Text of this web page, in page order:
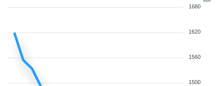
1680
1620
1560
1500